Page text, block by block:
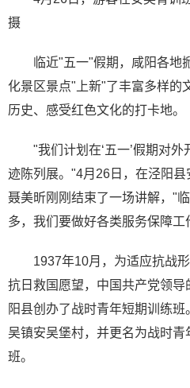
摄
临近"五一"假期，咸阳各地
化景区景点"上新"了丰富多样的
历史、感受红色文化的打卡地。
"我们计划在‘五一’假期对
迹陈列展。"4月26日，在泾阳
聂美昕刚刚结束了一场讲解，"
多，我们要做好各类服务保障
1937年10月，为适应抗战
抗日救国愿望，中国共产党领
阳县创办了战时青年短期训练
吴镇安吴堡村，并更名为战时青
班。